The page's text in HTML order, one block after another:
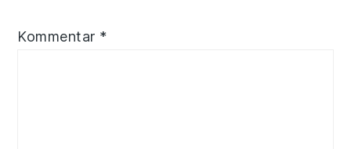
Kommentar *